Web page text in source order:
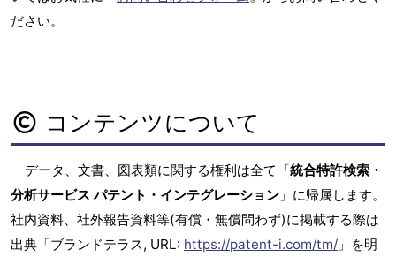
ださい。
コンテンツについて
データ、文書、図表類に関する権利は全て「統合特許検索・
分析サービス パテント・インテグレーション 」に帰属します。
社内資料、社外報告資料等(有償・無償問わず)に掲載する際は
出典「ブランドテラス, URL: https://patent-i.com/tm/ 」を明